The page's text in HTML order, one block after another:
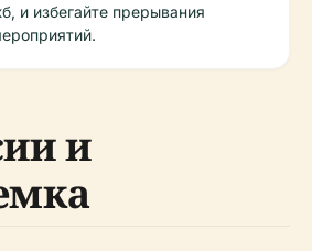
и избегайте прерывания
и